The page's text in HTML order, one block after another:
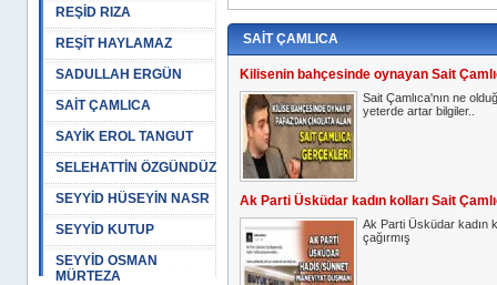
REŞİD RIZA
REŞİT HAYLAMAZ
SADULLAH ERGÜN
SAİT ÇAMLICA
SAYİK EROL TANGUT
SELEHATTİN ÖZGÜNDÜZ
SEYYİD HÜSEYİN NASR
SEYYİD KUTUP
SEYYİD OSMAN
MÜRTEZA
SAİT ÇAMLICA
Kilisenin bahçesinde oynayan Sait
Sait Çamlıca'nın ne
yeterde artar bilgiler..
Ak Parti Üsküdar kadın kolları Sait
Ak Parti Üsküdar kadın
çağırmış